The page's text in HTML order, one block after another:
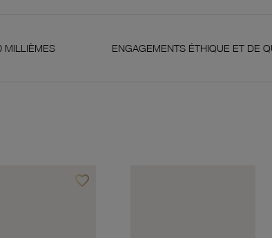
ENGAGEMENTS ÉTHIQUE ET DE QUALITÉ
favorite_borderAjouter à vos favoris